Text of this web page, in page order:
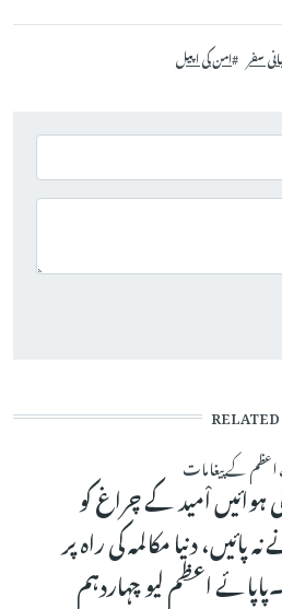
سفر امن کی اپیل
RELATED
اعظم کے پیغامات
اْمید کے چراغ کو
پائیں، دنیا مکالمہ کی راہ پر
اعظم لیو چہاردہم